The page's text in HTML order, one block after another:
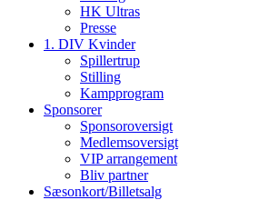
HK Ultras
Presse
1. DIV Kvinder
Spillertrup
Stilling
Kampprogram
Sponsorer
Sponsoroversigt
Medlemsoversigt
VIP arrangement
Bliv partner
Sæsonkort/Billetsalg